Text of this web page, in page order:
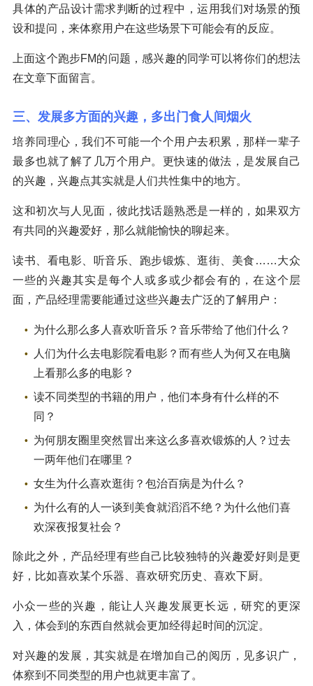
具体的产品设计需求判断的过程中，运用我们对场景的预
设和提问，来体察用户在这些场景下可能会有的反应。
上面这个跑步FM的问题，感兴趣的同学可以将你们的想法
在文章下面留言。
三、发展多方面的兴趣，多出门食人间烟火
培养同理心，我们不可能一个个用户去积累，那样一辈子
最多也就了解了几万个用户。更快速的做法，是发展自己
的兴趣，兴趣点其实就是人们共性集中的地方。
这和初次与人见面，彼此找话题熟悉是一样的，如果双方
有共同的兴趣爱好，那么就能愉快的聊起来。
读书、看电影、听音乐、跑步锻炼、逛街、美食……大众
一些的兴趣其实是每个人或多或少都会有的，在这个层
面，产品经理需要能通过这些兴趣去广泛的了解用户：
为什么那么多人喜欢听音乐？音乐带给了他们什么？
人们为什么去电影院看电影？而有些人为何又在电脑
上看那么多的电影？
读不同类型的书籍的用户，他们本身有什么样的不
同？
为何朋友圈里突然冒出来这么多喜欢锻炼的人？过去
一两年他们在哪里？
女生为什么喜欢逛街？包治百病是为什么？
为什么有的人一谈到美食就滔滔不绝？为什么他们喜
欢深夜报复社会？
除此之外，产品经理有些自己比较独特的兴趣爱好则是更
好，比如喜欢某个乐器、喜欢研究历史、喜欢下厨。
小众一些的兴趣，能让人兴趣发展更长远，研究的更深
入，体会到的东西自然就会更加经得起时间的沉淀。
对兴趣的发展，其实就是在增加自己的阅历，见多识广，
体察到不同类型的用户也就更丰富了。